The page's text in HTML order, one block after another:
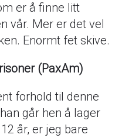
er å finne litt
vår. Mer er det vel
Enormt fet skive.
(PaxAm)
forhold til denne
går hen å lager
år, er jeg bare